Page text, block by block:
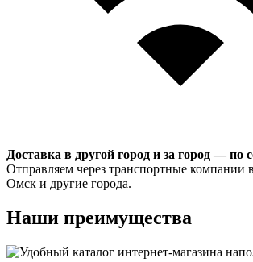
Доставка в другой город и за город — по
Отправляем через транспортные компании
Омск и другие города.
Наши преимущества